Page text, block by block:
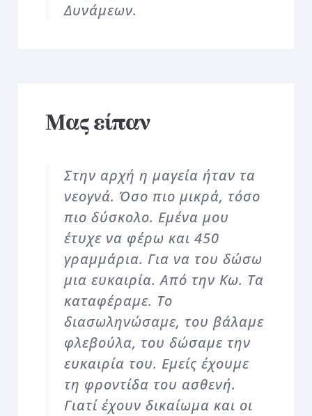
Δυνάμεων.
Μας είπαν
Στην αρχή η μαγεία ήταν τα
νεογνά. Όσο πιο μικρά, τόσο
πιο δύσκολο. Εμένα μου
έτυχε να φέρω και 450
γραμμάρια. Για να του δώσω
μια ευκαιρία. Από την Κω. Τα
καταφέραμε. Το
διασωληνώσαμε, του βάλαμε
φλεβούλα, του δώσαμε την
ευκαιρία του. Εμείς έχουμε
τη φροντίδα του ασθενή.
Γιατί έχουν δικαίωμα και οι